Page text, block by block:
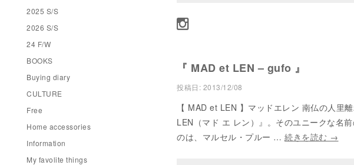
『 MAD et LEN – gufo 』
投稿日: 2013/12/08
【 MAD et LEN 】マッドエレン 南仏の人里
LEN（マド エ レン）』。そのユニークな名
のは、マルセル・プルー … 続きを読む →
2025 S/S
2026 S/S
24 F/W
BOOKS
Buying diary
CULTURE
Free
Home accessories
Information
My favolite things